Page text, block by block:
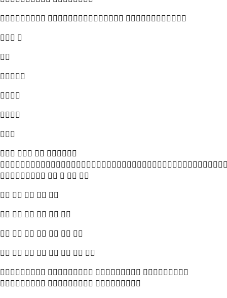
  
 





   
    
    
     
      
       
   
  